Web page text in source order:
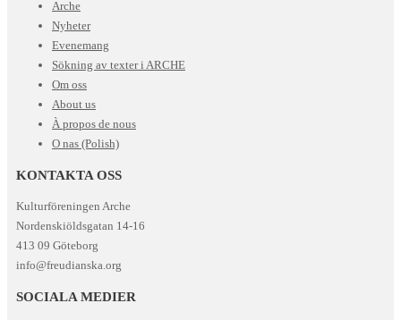
Arche
Nyheter
Evenemang
Sökning av texter i ARCHE
Om oss
About us
À propos de nous
O nas (Polish)
KONTAKTA OSS
Kulturföreningen Arche
Nordenskiöldsgatan 14-16
413 09 Göteborg
info@freudianska.org
SOCIALA MEDIER